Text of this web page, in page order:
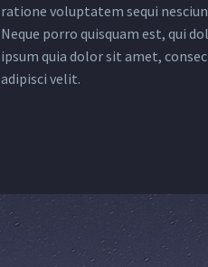
ratione voluptatem sequi
Neque porro quisquam est, qui
ipsum quia dolor sit amet,
adipisci velit.